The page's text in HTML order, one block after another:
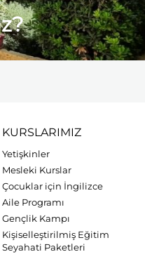
KURSLARIMIZ
Yetişkinler
Mesleki Kurslar
Çocuklar için İngilizce
Aile Programı
Gençlik Kampı
Kişiselleştirilmiş Eğitim
Seyahati Paketleri